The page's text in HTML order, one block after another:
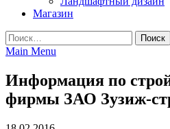
Магазин
Найти:
Main Menu
Информация по
фирмы ЗАО Зузиж-